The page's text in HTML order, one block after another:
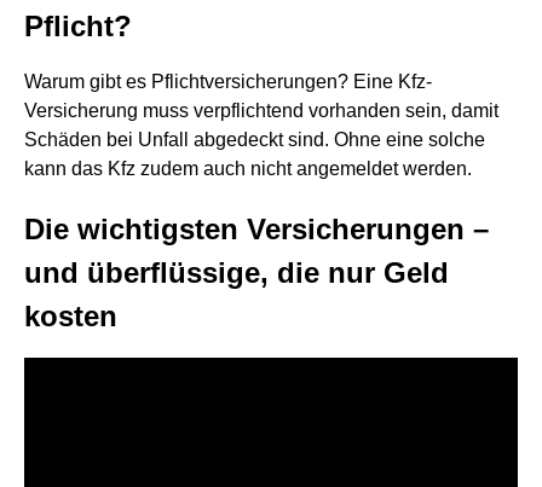
Pflicht?
Warum gibt es Pflichtversicherungen? Eine Kfz-
Versicherung muss verpflichtend vorhanden sein, damit
Schäden bei Unfall abgedeckt sind. Ohne eine solche
kann das Kfz zudem auch nicht angemeldet werden.
Die wichtigsten Versicherungen –
und überflüssige, die nur Geld
kosten